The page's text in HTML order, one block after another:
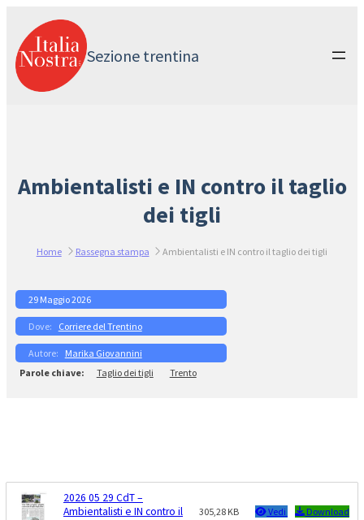
contenuto
Sezione trentina
Ambientalisti e IN contro il taglio
dei tigli
Home Rassegna stampa Ambientalisti e IN contro il taglio dei tigli
29 Maggio 2026
Corriere del Trentino
Marika Giovannini
Taglio dei tigli
Trento
2026 05 29 CdT –
Ambientalisti e IN contro il
305,28 KB Vedi Download